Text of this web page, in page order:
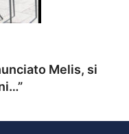
Melis, si